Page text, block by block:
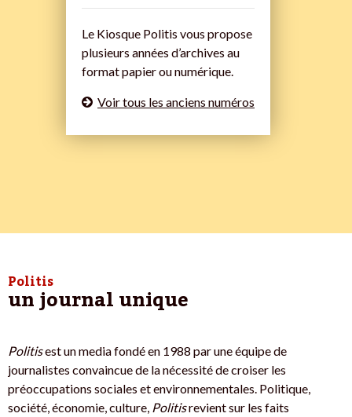
Le Kiosque Politis vous propose
plusieurs années d’archives au
format papier ou numérique.
Voir tous les anciens numéros
Politis
un journal unique
Politisest un media fondé en 1988 par une équipe de
journalistes convaincue de la nécessité de croiser les
préoccupations sociales et environnementales. Politique,
société, économie, culture, Politisrevient sur les faits